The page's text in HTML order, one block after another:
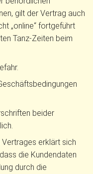
gilt der Vertrag auch
„online“ fortgeführt
Tanz-Zeiten beim
beider
erklärt sich
die Kundendaten
durch die